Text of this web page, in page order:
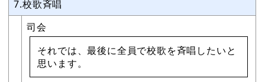
7.校歌斉唱
司会
それでは、最後に全員で校歌を斉唱したいと
思います。